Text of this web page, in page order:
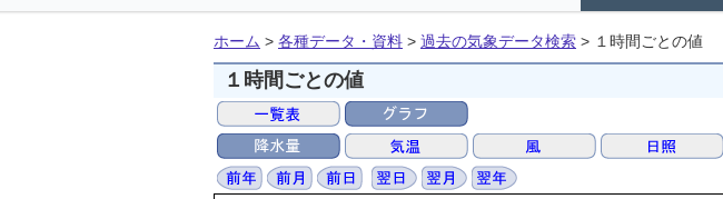
ホーム > 各種データ・資料 > 過去の気象データ検索 > １時間ごとの値
１時間ごとの値